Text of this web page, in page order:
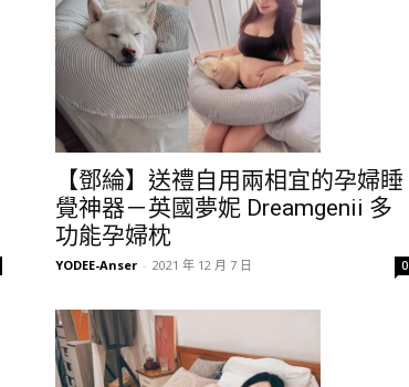
【鄧綸】送禮自用兩相宜的孕婦睡
覺神器－英國夢妮 Dreamgenii 多
功能孕婦枕
YODEE-Anser - 2021 年 12 月 7 日 0